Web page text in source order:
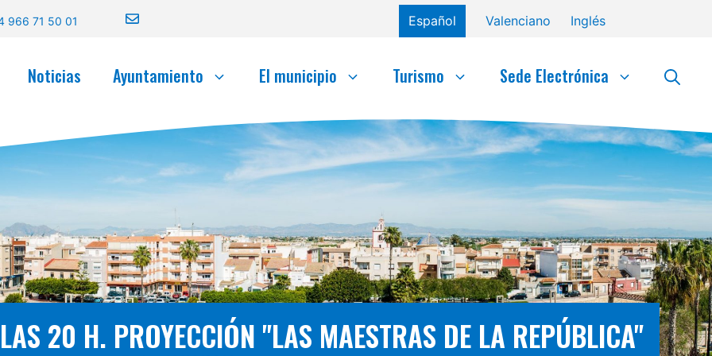
966 71 50 01 Español Valenciano Inglés
Noticias Ayuntamiento El municipio Turismo Sede Electrónica
20 H. PROYECCIÓN "LAS MAESTRAS DE LA REPÚBLICA"